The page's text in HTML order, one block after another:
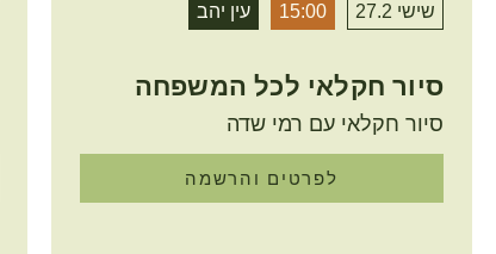
שישי 27.2 15:00 עין יהב
סיור חקלאי לכל המשפחה
סיור חקלאי עם רמי שדה
לפרטים והרשמה